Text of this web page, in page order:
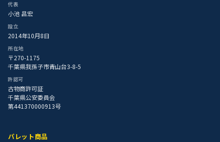
代表
小池 昌宏
設立
2014年10月8日
所在地
〒270-1175
千葉県我孫子市青山台3-8-5
許認可
古物商許可証
千葉県公安委員会
第441370000913号
パレット商品